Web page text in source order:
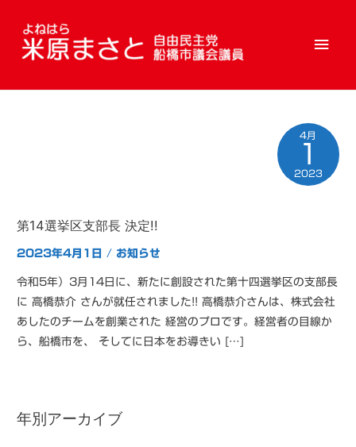
メ
メ
ニ
第14選挙区支部長 決定!!
2023年4月1日 / お知らせ
令和5年）3月14日に、新たに創設された第十四選挙区の支部長
に 高橋恭介 さんが就任されました!! 高橋恭介さんは、株式会社
あしたのチームを創業された 経営のプロです。経営者の目線か
ら、船橋市を、 そしてに日本をお導きい […]
4月
1
2023
年別アーカイブ